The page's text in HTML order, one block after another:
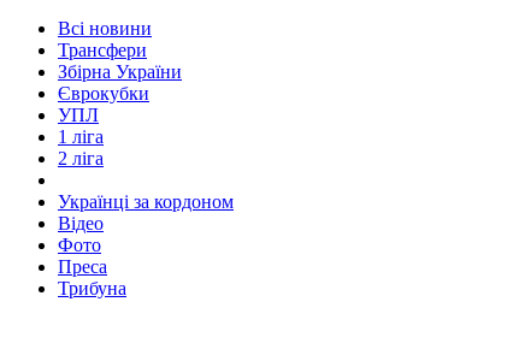
Всі новини
Трансфери
Збірна України
Єврокубки
УПЛ
1 ліга
2 ліга
Українці за кордоном
Відео
Фото
Преса
Трибуна